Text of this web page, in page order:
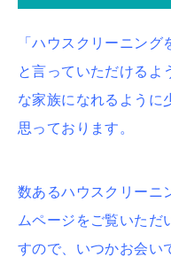
「ハウスクリーニング
と言っていただけるよ
な家族になれるように
思っております。
数あるハウスクリーニ
ムページをご覧いただ
すので、いつかお会い